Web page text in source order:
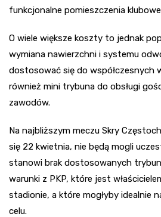
funkcjonalne pomieszczenia
O wiele większe koszty to jednak
wymiana nawierzchni i systemu
dostosować się do współczesnych
również mini trybuna do obsługi
zawodów.
Na najbliższym meczu Skry
się 22 kwietnia, nie będą mogli
stanowi brak dostosowanych
warunki z PKP, które jest
stadionie, a które mogłyby idealnie
celu.